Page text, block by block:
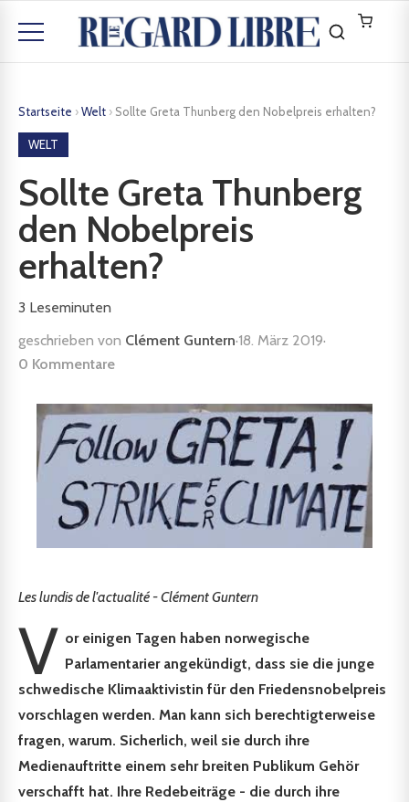
Startseite ›Welt › Sollte Greta Thunberg den Nobelpreis erhalten?
WELT
Sollte Greta Thunberg
den Nobelpreis
erhalten?
3 Leseminuten
geschrieben von Clément Guntern·18. März 2019·
0 Kommentare
Les lundis de l'actualité - Clément Guntern
V or einigen Tagen haben norwegische
Parlamentarier angekündigt, dass sie die junge
schwedische Klimaaktivistin für den Friedensnobelpreis
vorschlagen werden. Man kann sich berechtigterweise
fragen, warum. Sicherlich, weil sie durch ihre
Medienauftritte einem sehr breiten Publikum Gehör
verschafft hat. Ihre Redebeiträge - die durch ihre